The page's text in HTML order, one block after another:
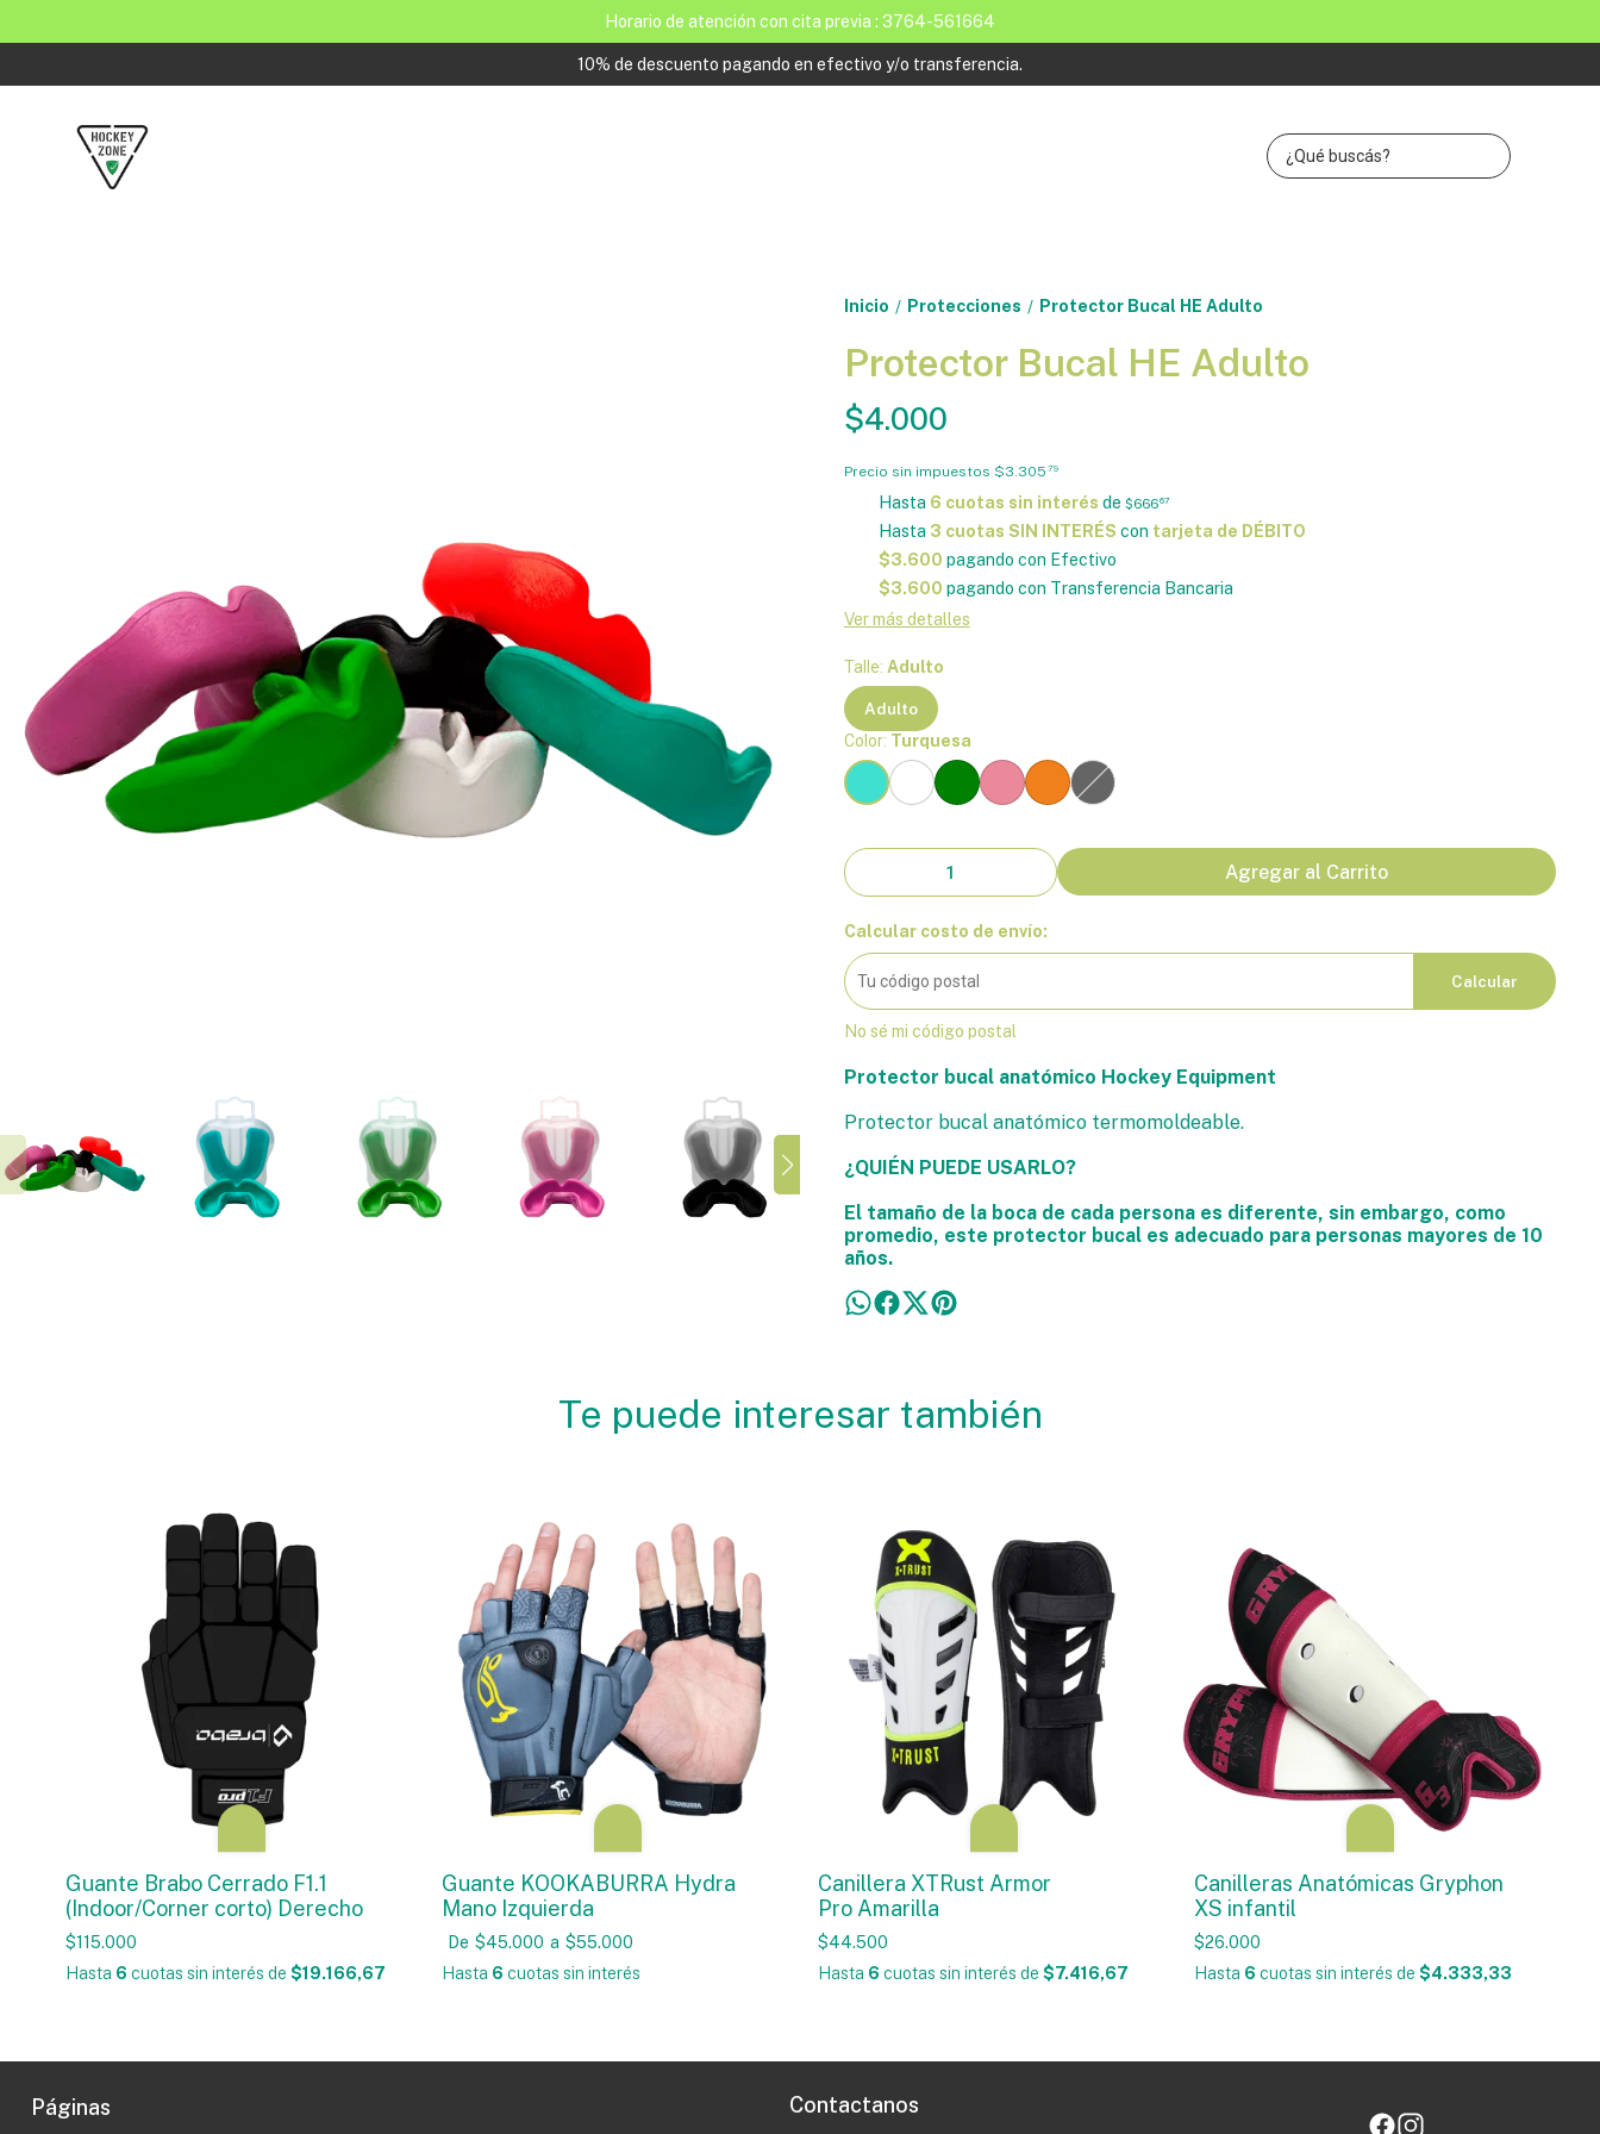
Horario de atención con cita previa : 3764-561664
10% de descuento pagando en efectivo y/o transferencia.
Inicio / Protecciones / Protector Bucal HE Adulto
Protector Bucal HE Adulto
$4.000
Precio sin impuestos $3.305 79
Hasta 6 cuotas sin interés de $66667
Hasta 3 cuotas SIN INTERÉS con tarjeta de DÉBITO
$3.600 pagando con Efectivo
$3.600 pagando con Transferencia Bancaria
Ver más detalles
Talle: Adulto
Adulto
Color: Turquesa
Agregar al Carrito
Calcular costo de envío:
Calcular
No sé mi código postal
Protector bucal anatómico Hockey Equipment
Protector bucal anatómico termomoldeable.
¿QUIÉN PUEDE USARLO?
El tamaño de la boca de cada persona es diferente, sin embargo, como
promedio, este protector bucal es adecuado para personas mayores de 10
años.
Te puede interesar también
Guante Brabo Cerrado F1.1
(Indoor/Corner corto) Derecho
$115.000
Hasta 6 cuotas sin interés de $19.166,67
Guante KOOKABURRA Hydra
Mano Izquierda
De $45.000 a $55.000
Hasta 6 cuotas sin interés
Canillera XTRust Armor
Pro Amarilla
$44.500
Hasta 6 cuotas sin interés de $7.416,67
Canilleras Anatómicas Gryphon
XS infantil
$26.000
Hasta 6 cuotas sin interés de $4.333,33
Páginas Contactanos